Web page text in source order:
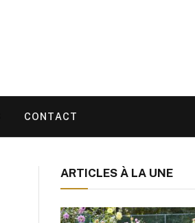
CONTACT
ARTICLES À LA UNE